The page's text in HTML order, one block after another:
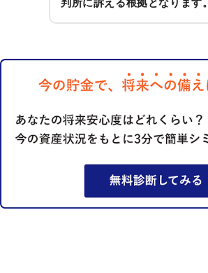
判所に訴える根拠となります。